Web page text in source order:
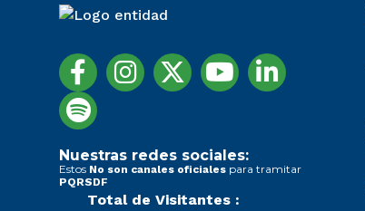
Nuestras redes sociales:
Estos No son canales oficiales para tramitar
PQRSDF
Total de Visitantes :